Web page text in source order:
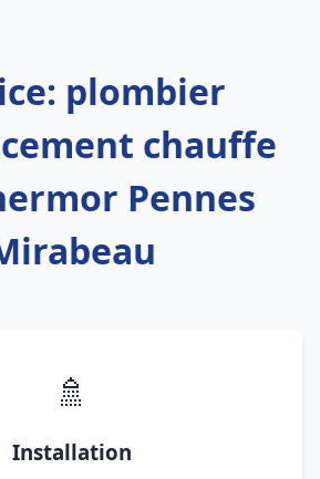
plombier
chauffe
Pennes
🚿
Installation